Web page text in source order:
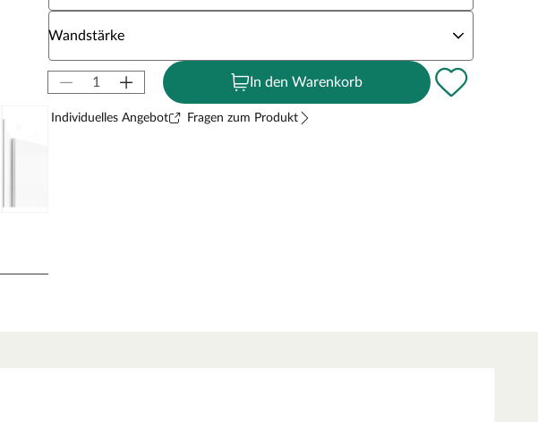
Wandstärke
In den Warenkorb
Individuelles Angebot Fragen zum Produkt